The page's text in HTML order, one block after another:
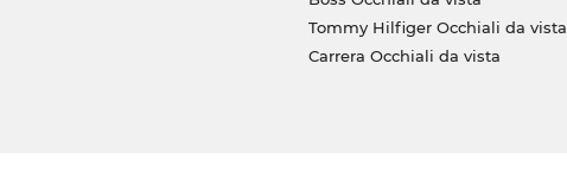
Tommy Hilfiger Occhiali da vista
Carrera Occhiali da vista